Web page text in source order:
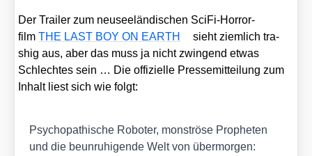
Der Trai­ler zum neu­see­län­di­schen Sci­Fi-Hor­ror­
filmTHE LAST BOY ON EARTH
sieht ziem­lich tra­
shig aus, aber das muss ja nicht zwin­gend etwas
Schlech­tes sein … Die offi­zi­el­le Pres­se­mit­tei­lung zum
Inhalt liest sich wie folgt:
Psy­cho­pa­thi­sche Robo­ter, mons­trö­se Pro­phe­ten
und die beun­ru­hi­gen­de Welt von über­mor­gen: